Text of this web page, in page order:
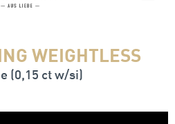
WEIGHTLESS
(0,15 ct w/si)